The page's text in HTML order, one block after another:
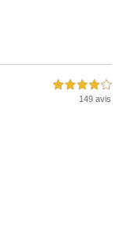
4,0 étoiles sur 5
149 avis